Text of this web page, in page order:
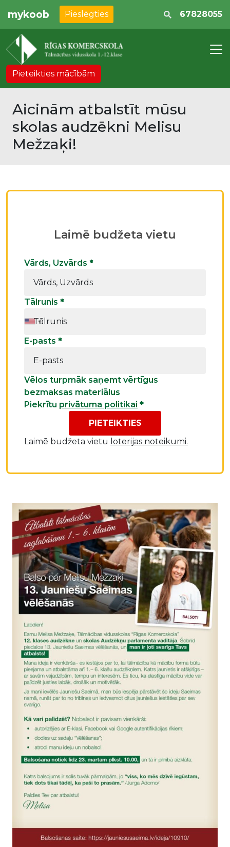
mykoob Pieslēgties 67828055
Pieteikties mācībām
Aicinām atbalstīt mūsu
skolas audzēkni Melisu
Mežzaķi!
Laimē budžeta vietu
Vārds, Uzvārds *
Tālrunis *
E-pasts *
Vēlos turpmāk saņemt vērtīgus
bezmaksas materiālus
Piekrītu privātuma politikai *
PIETEIKTIES
Laimē budžeta vietu loterijas noteikumi.